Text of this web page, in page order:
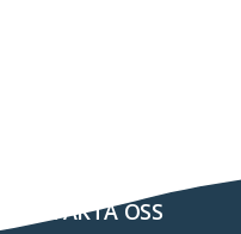
KONTAKTA OSS